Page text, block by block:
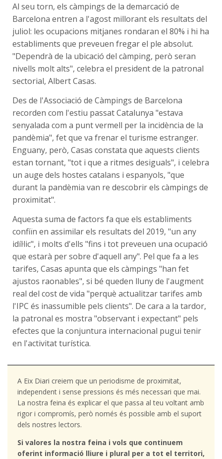
Al seu torn, els càmpings de la demarcació de
Barcelona entren a l'agost millorant els resultats del
juliol: les ocupacions mitjanes rondaran el 80% i hi ha
establiments que preveuen fregar el ple absolut.
"Dependrà de la ubicació del càmping, però seran
nivells molt alts", celebra el president de la patronal
sectorial, Albert Casas.
Des de l'Associació de Càmpings de Barcelona
recorden com l'estiu passat Catalunya "estava
senyalada com a punt vermell per la incidència de la
pandèmia", fet que va frenar el turisme estranger.
Enguany, però, Casas constata que aquests clients
estan tornant, "tot i que a ritmes desiguals", i celebra
un auge dels hostes catalans i espanyols, "que
durant la pandèmia van re descobrir els càmpings de
proximitat".
Aquesta suma de factors fa que els establiments
confiïn en assimilar els resultats del 2019, "un any
idíl·lic", i molts d'ells "fins i tot preveuen una ocupació
que estarà per sobre d'aquell any". Pel que fa a les
tarifes, Casas apunta que els càmpings "han fet
ajustos raonables", si bé queden lluny de l'augment
real del cost de vida "perquè actualitzar tarifes amb
l'IPC és inassumible pels clients". De cara a la tardor,
la patronal es mostra "observant i expectant" pels
efectes que la conjuntura internacional pugui tenir
en l'activitat turística.
A Eix Diari creiem que un periodisme de proximitat,
independent i sense pressions és més necessari que mai.
La nostra feina és explicar el que passa al teu voltant amb
rigor i compromís, però només és possible amb el suport
dels nostres lectors.
Si valores la nostra feina i vols que continuem
oferint informació lliure i plural per a tot el territori,